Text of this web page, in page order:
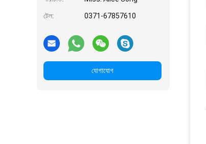
টেল: 0371-67857610
যোগাযোগ